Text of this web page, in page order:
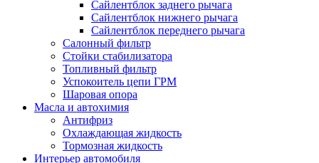
Сайлентблок заднего рычага
Сайлентблок нижнего рычага
Сайлентблок переднего рычага
Салонный фильтр
Стойки стабилизатора
Топливный фильтр
Успокоитель цепи ГРМ
Шаровая опора
Масла и автохимия
Антифриз
Охлаждающая жидкость
Тормозная жидкость
Интерьер автомобиля